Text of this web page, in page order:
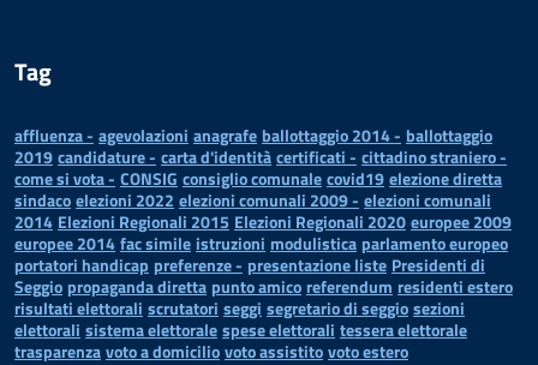
Tag
affluenza - agevolazioni anagrafe ballottaggio 2014 - ballottaggio
2019candidature - carta d'identitàcertificati - cittadino straniero -
come si vota - CONSIG consiglio comunalecovid19elezione diretta
sindacoelezioni 2022 elezioni comunali 2009 - elezioni comunali
2014 Elezioni Regionali 2015 Elezioni Regionali 2020europee 2009
europee 2014fac simile istruzioni modulistica parlamento europeo
portatori handicap preferenze - presentazione liste Presidenti di
Seggio propaganda diretta punto amico referendum residenti estero
risultati elettorali scrutatori seggi segretario di seggiosezioni
elettorali sistema elettoralespese elettorali tessera elettorale
trasparenzavoto a domiciliovoto assistitovoto estero